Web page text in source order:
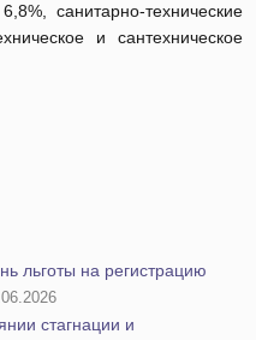
санитарно-технические
и сантехническое
льготы на регистрацию
стагнации и